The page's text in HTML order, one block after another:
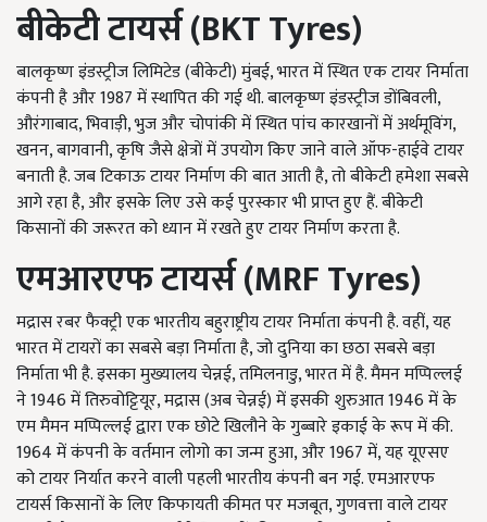
बीकेटी टायर्स (BKT Tyres)
बालकृष्ण इंडस्ट्रीज लिमिटेड (बीकेटी) मुंबई, भारत में स्थित एक टायर निर्माता
कंपनी है और 1987 में स्थापित की गई थी. बालकृष्ण इंडस्ट्रीज डोंबिवली,
औरंगाबाद, भिवाड़ी, भुज और चोपांकी में स्थित पांच कारखानों में अर्थमूविंग,
खनन, बागवानी, कृषि जैसे क्षेत्रों में उपयोग किए जाने वाले ऑफ-हाईवे टायर
बनाती है. जब टिकाऊ टायर निर्माण की बात आती है, तो बीकेटी हमेशा सबसे
आगे रहा है, और इसके लिए उसे कई पुरस्कार भी प्राप्त हुए हैं. बीकेटी
किसानों की जरूरत को ध्यान में रखते हुए टायर निर्माण करता है.
एमआरएफ टायर्स (MRF Tyres)
मद्रास रबर फैक्ट्री एक भारतीय बहुराष्ट्रीय टायर निर्माता कंपनी है. वहीं, यह
भारत में टायरों का सबसे बड़ा निर्माता है, जो दुनिया का छठा सबसे बड़ा
निर्माता भी है. इसका मुख्यालय चेन्नई, तमिलनाडु, भारत में है. मैमन मप्पिल्लई
ने 1946 में तिरुवोट्टियूर, मद्रास (अब चेन्नई) में इसकी शुरुआत 1946 में के
एम मैमन मप्पिल्लई द्वारा एक छोटे खिलौने के गुब्बारे इकाई के रूप में की.
1964 में कंपनी के वर्तमान लोगो का जन्म हुआ, और 1967 में, यह यूएसए
को टायर निर्यात करने वाली पहली भारतीय कंपनी बन गई. एमआरएफ
टायर्स किसानों के लिए किफायती कीमत पर मजबूत, गुणवत्ता वाले टायर